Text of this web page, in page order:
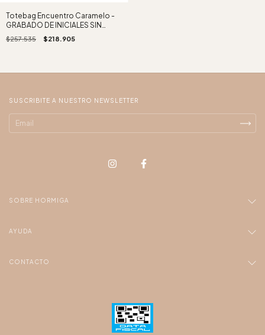
Totebag Encuentro Caramelo -
GRABADO DE INICIALES SIN
CARGO !
$257.535 $218.905
SUSCRIBITE A NUESTRO NEWSLETTER
SOBRE HORMIGA
AYUDA
CONTACTO